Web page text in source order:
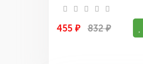
455 ₽ 832 ₽